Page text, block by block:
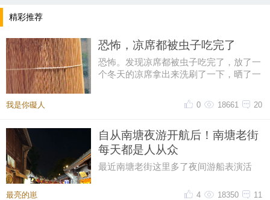
精彩推荐
恐怖，凉席都被虫子吃完了
恐怖。发现凉席都被虫子吃完了，放了一
个冬天的凉席拿出来洗刷了一下，晒了一
我是你礙人 20
18661
0
自从南塘夜游开航后！南塘老街
每天都是人从众
最近南塘老街这里多了夜间游船表演活
带动了南塘老街整体的人流量，最
最亮的崽 11
18350
4